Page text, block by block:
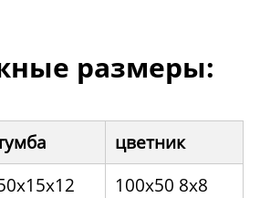
размеры:
цветник
100x50 8x8